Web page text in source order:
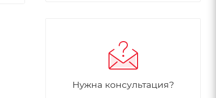
Нужна консультация?